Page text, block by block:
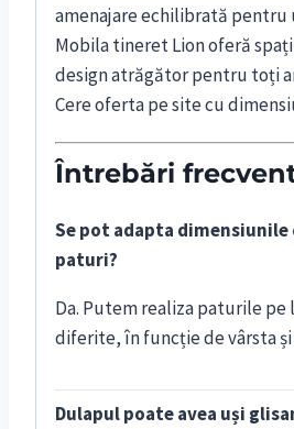
amenajare echilibrată pentru
Mobila tineret Lion oferă
design atrăgător pentru toți
Cere oferta pe site cu
Întrebări
Se pot adapta dimensiunile
paturi?
Da. Putem realiza paturile
diferite, în funcție de vârsta
Dulapul poate avea uși